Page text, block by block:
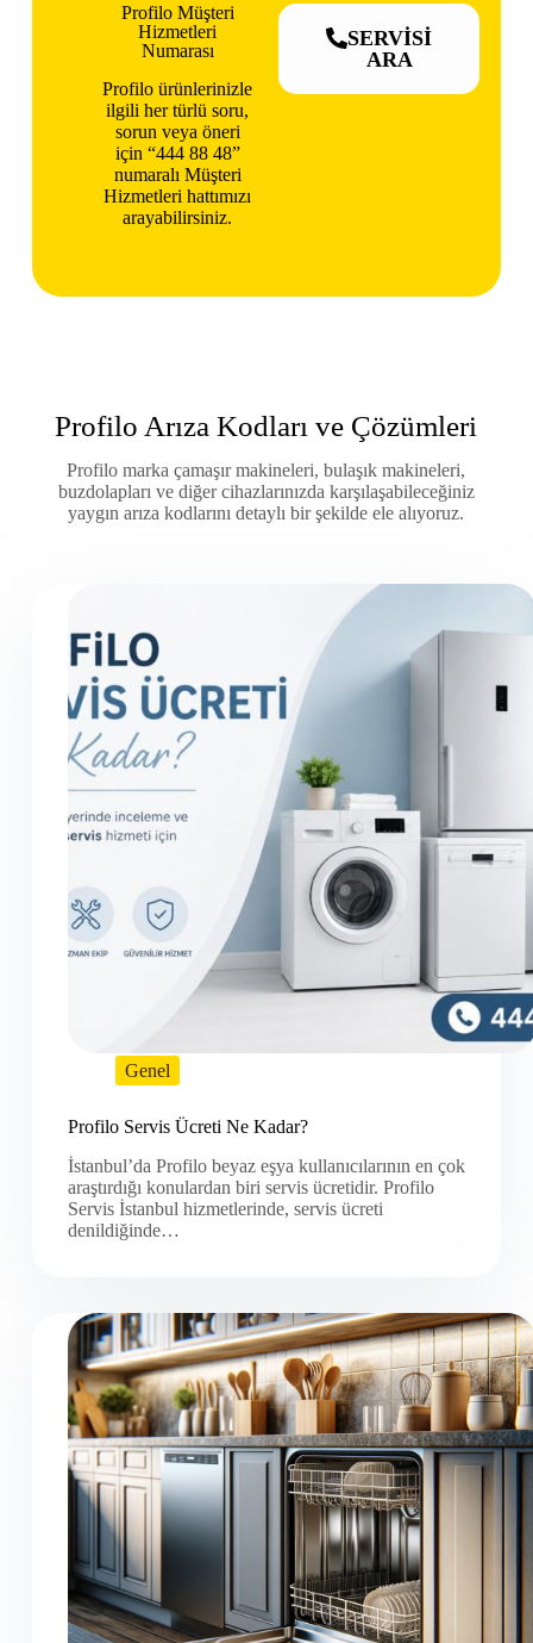
Profilo Müşteri
Hizmetleri
Numarası
Profilo ürünlerinizle
ilgili her türlü soru,
sorun veya öneri
için “444 88 48”
numaralı Müşteri
Hizmetleri hattımızı
arayabilirsiniz.
SERVİSİ
ARA
Profilo Arıza Kodları ve Çözümleri
Profilo marka çamaşır makineleri, bulaşık makineleri,
buzdolapları ve diğer cihazlarınızda karşılaşabileceğiniz
yaygın arıza kodlarını detaylı bir şekilde ele alıyoruz.
Genel
Profilo Servis Ücreti Ne Kadar?
İstanbul’da Profilo beyaz eşya kullanıcılarının en çok
araştırdığı konulardan biri servis ücretidir. Profilo
Servis İstanbul hizmetlerinde, servis ücreti
denildiğinde…